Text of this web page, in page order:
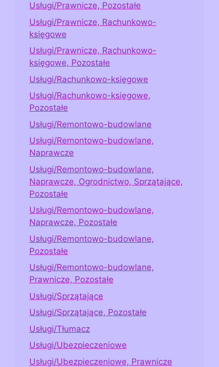
Usługi/Prawnicze, Pozostałe
Usługi/Prawnicze, Rachunkowo-
księgowe
Usługi/Prawnicze, Rachunkowo-
księgowe, Pozostałe
Usługi/Rachunkowo-księgowe
Usługi/Rachunkowo-księgowe,
Pozostałe
Usługi/Remontowo-budowlane
Usługi/Remontowo-budowlane,
Naprawcze
Usługi/Remontowo-budowlane,
Naprawcze, Ogrodnictwo, Sprzątające,
Pozostałe
Usługi/Remontowo-budowlane,
Naprawcze, Pozostałe
Usługi/Remontowo-budowlane,
Pozostałe
Usługi/Remontowo-budowlane,
Prawnicze, Pozostałe
Usługi/Sprzątające
Usługi/Sprzątające, Pozostałe
Usługi/Tłumacz
Usługi/Ubezpieczeniowe
Usługi/Ubezpieczeniowe, Prawnicze